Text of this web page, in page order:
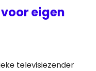
eigen
televisiezender